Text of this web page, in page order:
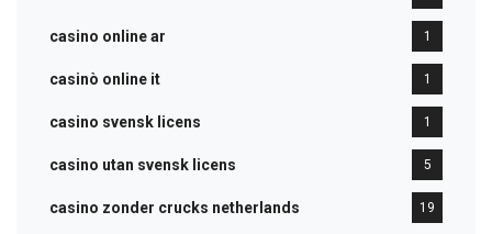
casino online ar 1
casinò online it 1
casino svensk licens 1
casino utan svensk licens 5
casino zonder crucks netherlands 19